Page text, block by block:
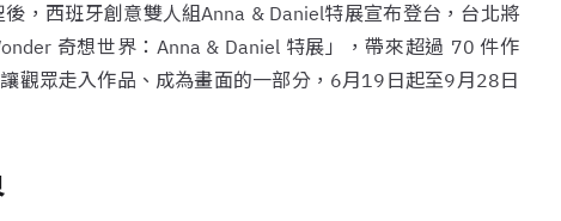
，西班牙創意雙人組Anna & Daniel特展宣布登台，台北將
奇想世界：Anna & Daniel 特展」，帶來超過 70 件作
觀眾走入作品、成為畫面的一部分，6月19日起至9月28日